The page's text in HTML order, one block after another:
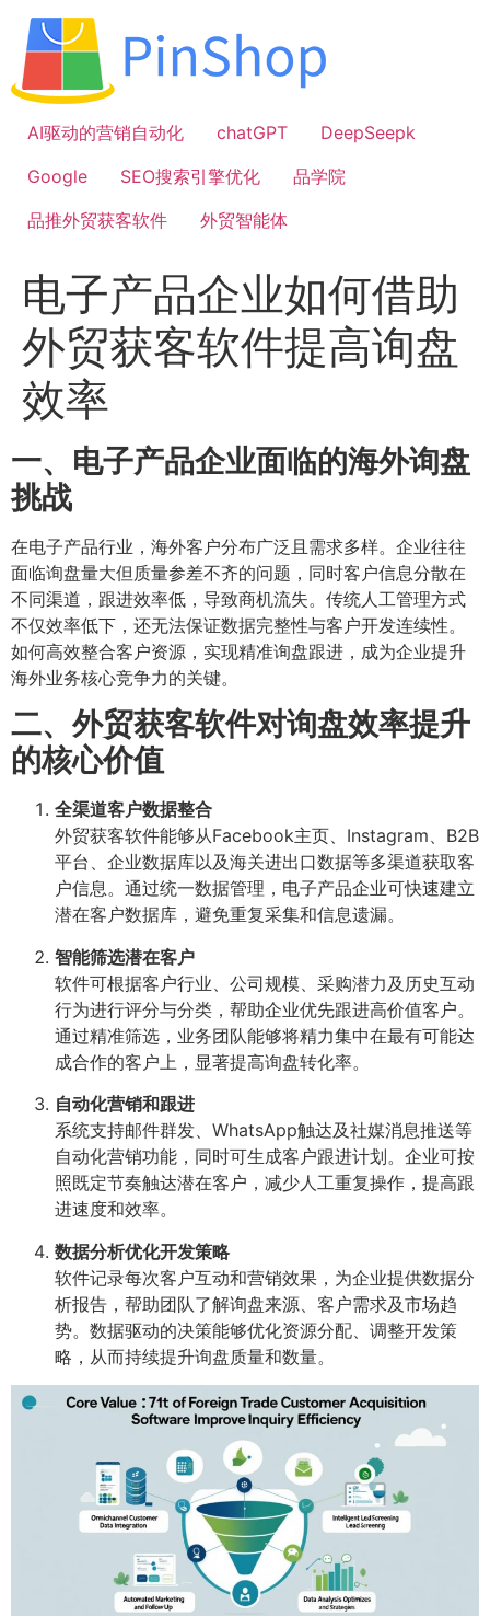
容
AI驱动的营销自动化
chatGPT
DeepSeepk
Google
SEO搜索引擎优化
品学院
品推外贸获客软件
外贸智能体
电子产品企业如何借助
外贸获客软件提高询盘
效率
一、电子产品企业面临的海外询盘
挑战
在电子产品行业，海外客户分布广泛且需求多样。企业往往
面临询盘量大但质量参差不齐的问题，同时客户信息分散在
不同渠道，跟进效率低，导致商机流失。传统人工管理方式
不仅效率低下，还无法保证数据完整性与客户开发连续性。
如何高效整合客户资源，实现精准询盘跟进，成为企业提升
海外业务核心竞争力的关键。
二、外贸获客软件对询盘效率提升
的核心价值
全渠道客户数据整合
外贸获客软件能够从Facebook主页、Instagram、B2B
平台、企业数据库以及海关进出口数据等多渠道获取客
户信息。通过统一数据管理，电子产品企业可快速建立
潜在客户数据库，避免重复采集和信息遗漏。
智能筛选潜在客户
软件可根据客户行业、公司规模、采购潜力及历史互动
行为进行评分与分类，帮助企业优先跟进高价值客户。
通过精准筛选，业务团队能够将精力集中在最有可能达
成合作的客户上，显著提高询盘转化率。
自动化营销和跟进
系统支持邮件群发、WhatsApp触达及社媒消息推送等
自动化营销功能，同时可生成客户跟进计划。企业可按
照既定节奏触达潜在客户，减少人工重复操作，提高跟
进速度和效率。
数据分析优化开发策略
软件记录每次客户互动和营销效果，为企业提供数据分
析报告，帮助团队了解询盘来源、客户需求及市场趋
势。数据驱动的决策能够优化资源分配、调整开发策
略，从而持续提升询盘质量和数量。